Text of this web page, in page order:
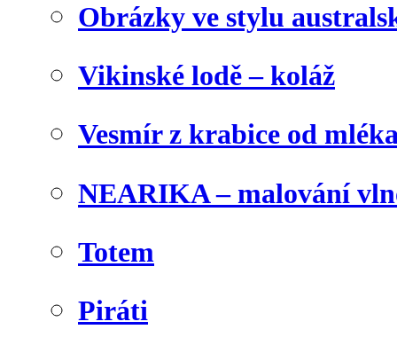
Obrázky ve stylu
Vikinské lodě – koláž
Vesmír z krabice od
NEARIKA – malování
Totem
Piráti